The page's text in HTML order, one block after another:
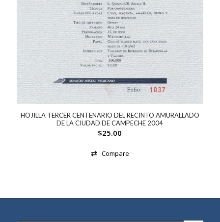
HOJILLA TERCER CENTENARIO DEL RECINTO AMURALLADO
DE LA CIUDAD DE CAMPECHE 2004
$25.00
Compare